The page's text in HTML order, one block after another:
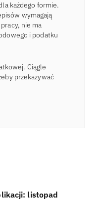
każdego formie.
wymagają
nie ma
i podatku
Ciągle
przekazywać
listopad